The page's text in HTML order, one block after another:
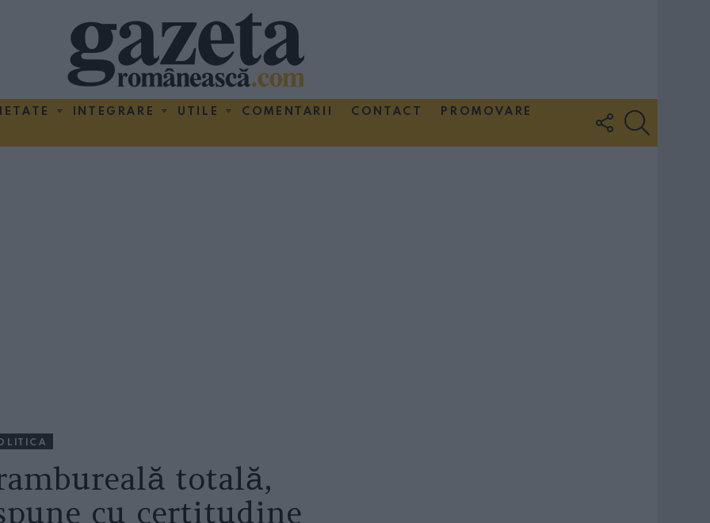
INTEGRARE UTILE COMENTARII CONTACT
PROMOVARE
FOLLOW
US
totală,
cu certitudine